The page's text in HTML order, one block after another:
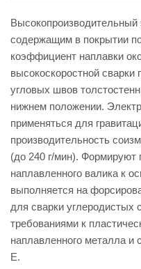
содержащим в покрытии
коэффициент наплавки
высокоскоростной
угловых швов
нижнем положении.
применяться для
производительность
(до 240 г/мин). Формируют
наплавленного валика к
выполняется на
для сварки
требованиями к
наплавленного металла и
E.